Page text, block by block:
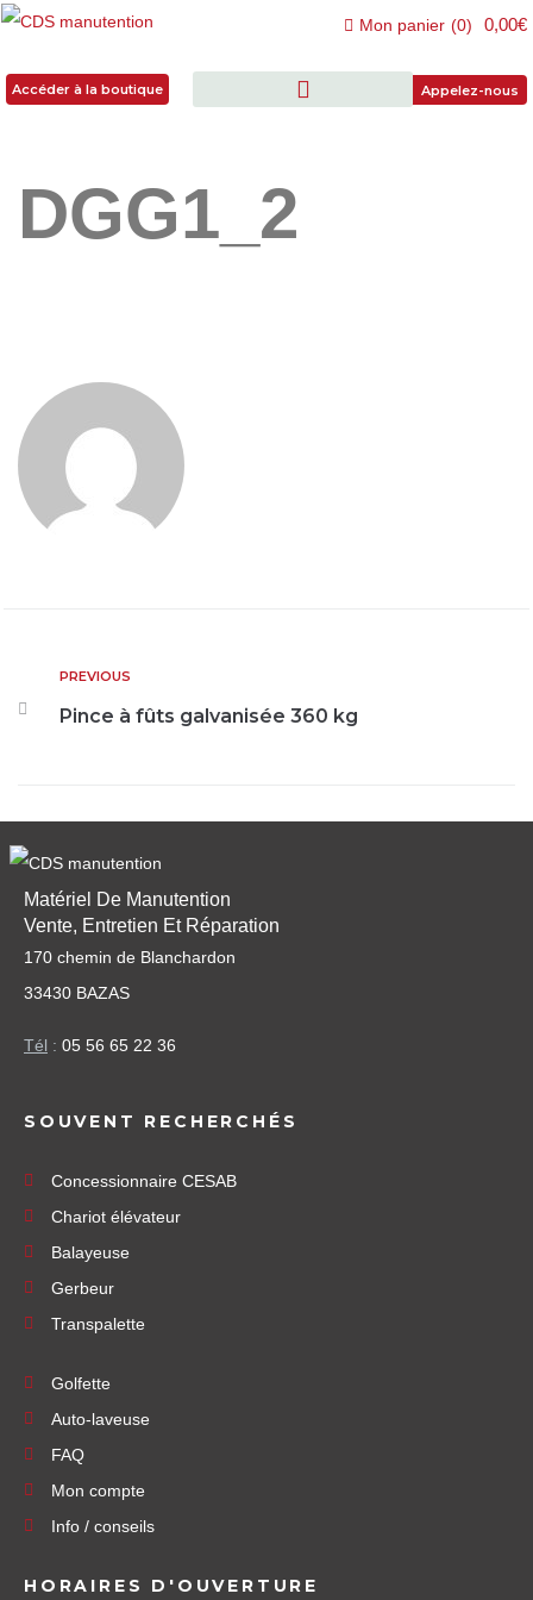
Accéder à la boutique
Mon panier (0) 0,00€
Appelez-nous
DGG1_2
PREVIOUS
Pince à fûts galvanisée 360 kg
Matériel De Manutention
Vente, Entretien Et Réparation
170 chemin de Blanchardon
33430 BAZAS
Tél : 05 56 65 22 36
SOUVENT RECHERCHÉS
Concessionnaire CESAB
Chariot élévateur
Balayeuse
Gerbeur
Transpalette
Golfette
Auto-laveuse
FAQ
Mon compte
Info / conseils
HORAIRES D'OUVERTURE